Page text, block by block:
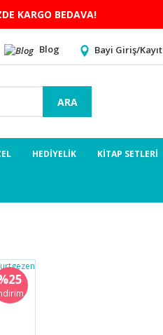
KARGO BEDAVA!
Blog Bayi Giriş/Kayıt
ARA
HEDİYELİK KİTAP SETLERİ